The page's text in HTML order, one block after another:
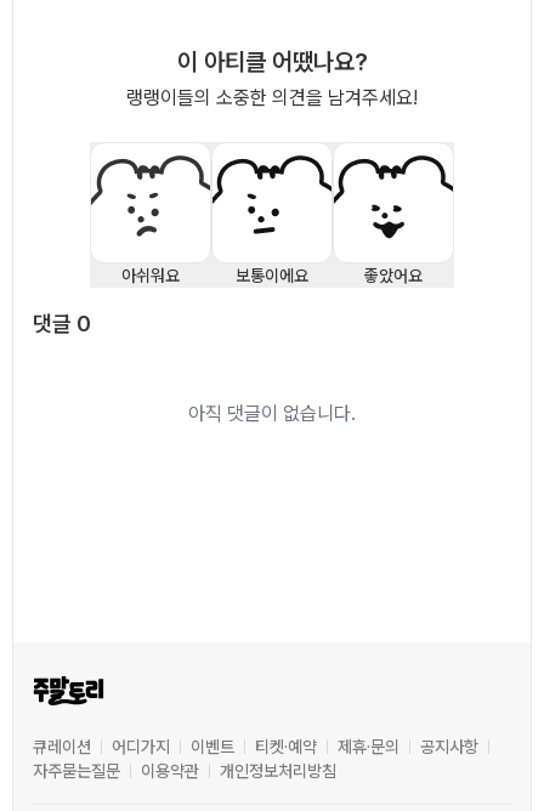
이 아티클 어땠나요?
랭랭이들의 소중한 의견을 남겨주세요!
아쉬워요 보통이에요 좋았어요
댓글 0
아직 댓글이 없습니다.
큐레이션 어디가지 이벤트 티켓·예약 제휴·문의
공지사항
자주묻는질문
이용약관 개인정보처리방침